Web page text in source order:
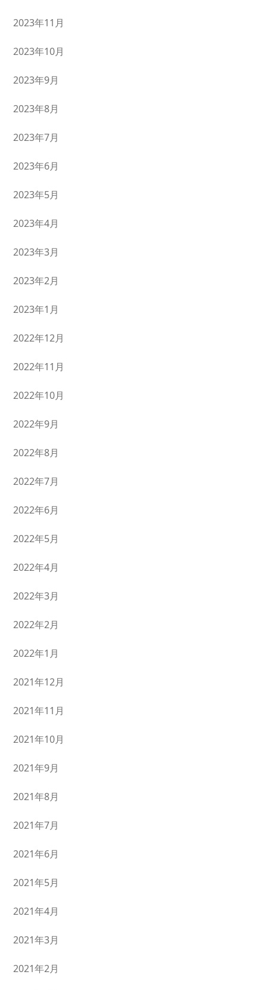
2023年11月
2023年10月
2023年9月
2023年8月
2023年7月
2023年6月
2023年5月
2023年4月
2023年3月
2023年2月
2023年1月
2022年12月
2022年11月
2022年10月
2022年9月
2022年8月
2022年7月
2022年6月
2022年5月
2022年4月
2022年3月
2022年2月
2022年1月
2021年12月
2021年11月
2021年10月
2021年9月
2021年8月
2021年7月
2021年6月
2021年5月
2021年4月
2021年3月
2021年2月